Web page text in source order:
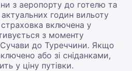
з аеропорту до готелю та
годин вильоту
включена у
з моменту
Сучави до Туреччини. Якщо
або зі сніданками,
у ціну путівки.